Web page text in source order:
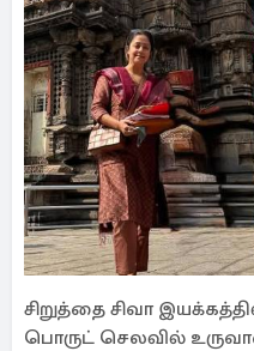
சிறுத்தை சிவா
பொருட் செலவில்